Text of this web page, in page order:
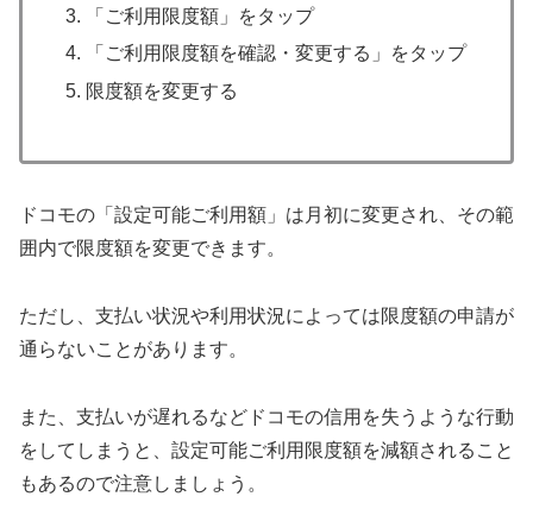
「ご利用限度額」をタップ
「ご利用限度額を確認・変更する」をタップ
限度額を変更する
ドコモの「設定可能ご利用額」は月初に変更され、その範
囲内で限度額を変更できます。
ただし、支払い状況や利用状況によっては限度額の申請が
通らないことがあります。
また、支払いが遅れるなどドコモの信用を失うような行動
をしてしまうと、設定可能ご利用限度額を減額されること
もあるので注意しましょう。